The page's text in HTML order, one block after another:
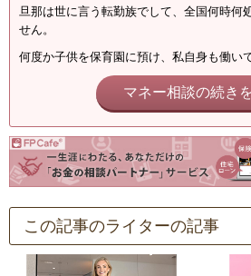
旦那は世に言う転勤族でして、全国何時何
せん。
何度か子供を保育園に預け、私自身も働い
マネー相談の続き
この記事のライターの記事